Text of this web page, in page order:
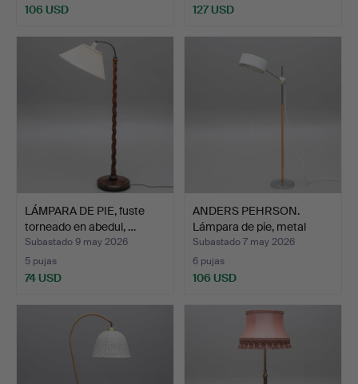
106 USD 127 USD
LÁMPARA DE PIE, fuste
torneado en abedul, …
Subastado 9 may 2026
5 pujas
74 USD
ANDERS PEHRSON.
Lámpara de pie, metal
crom…
Subastado 7 may 2026
6 pujas
106 USD